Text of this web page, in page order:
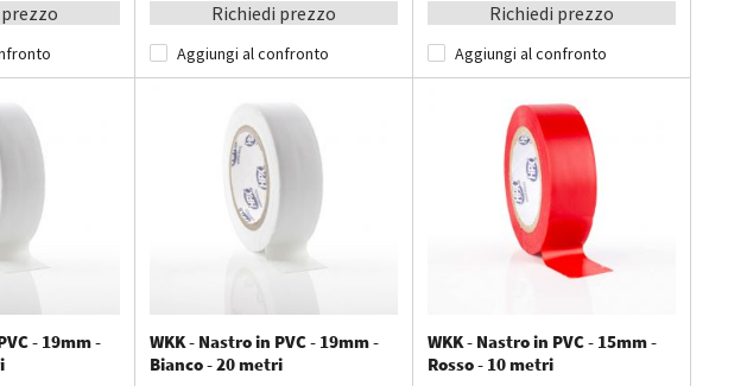
Richiedi prezzo
Aggiungi al confronto
Richiedi prezzo
Aggiungi al confronto
- 19mm -
WKK - Nastro in PVC - 19mm -
Bianco - 20 metri
WKK - Nastro in PVC - 15mm -
Rosso - 10 metri